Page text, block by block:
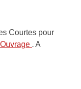
Courtes pour
Ouvrage . A